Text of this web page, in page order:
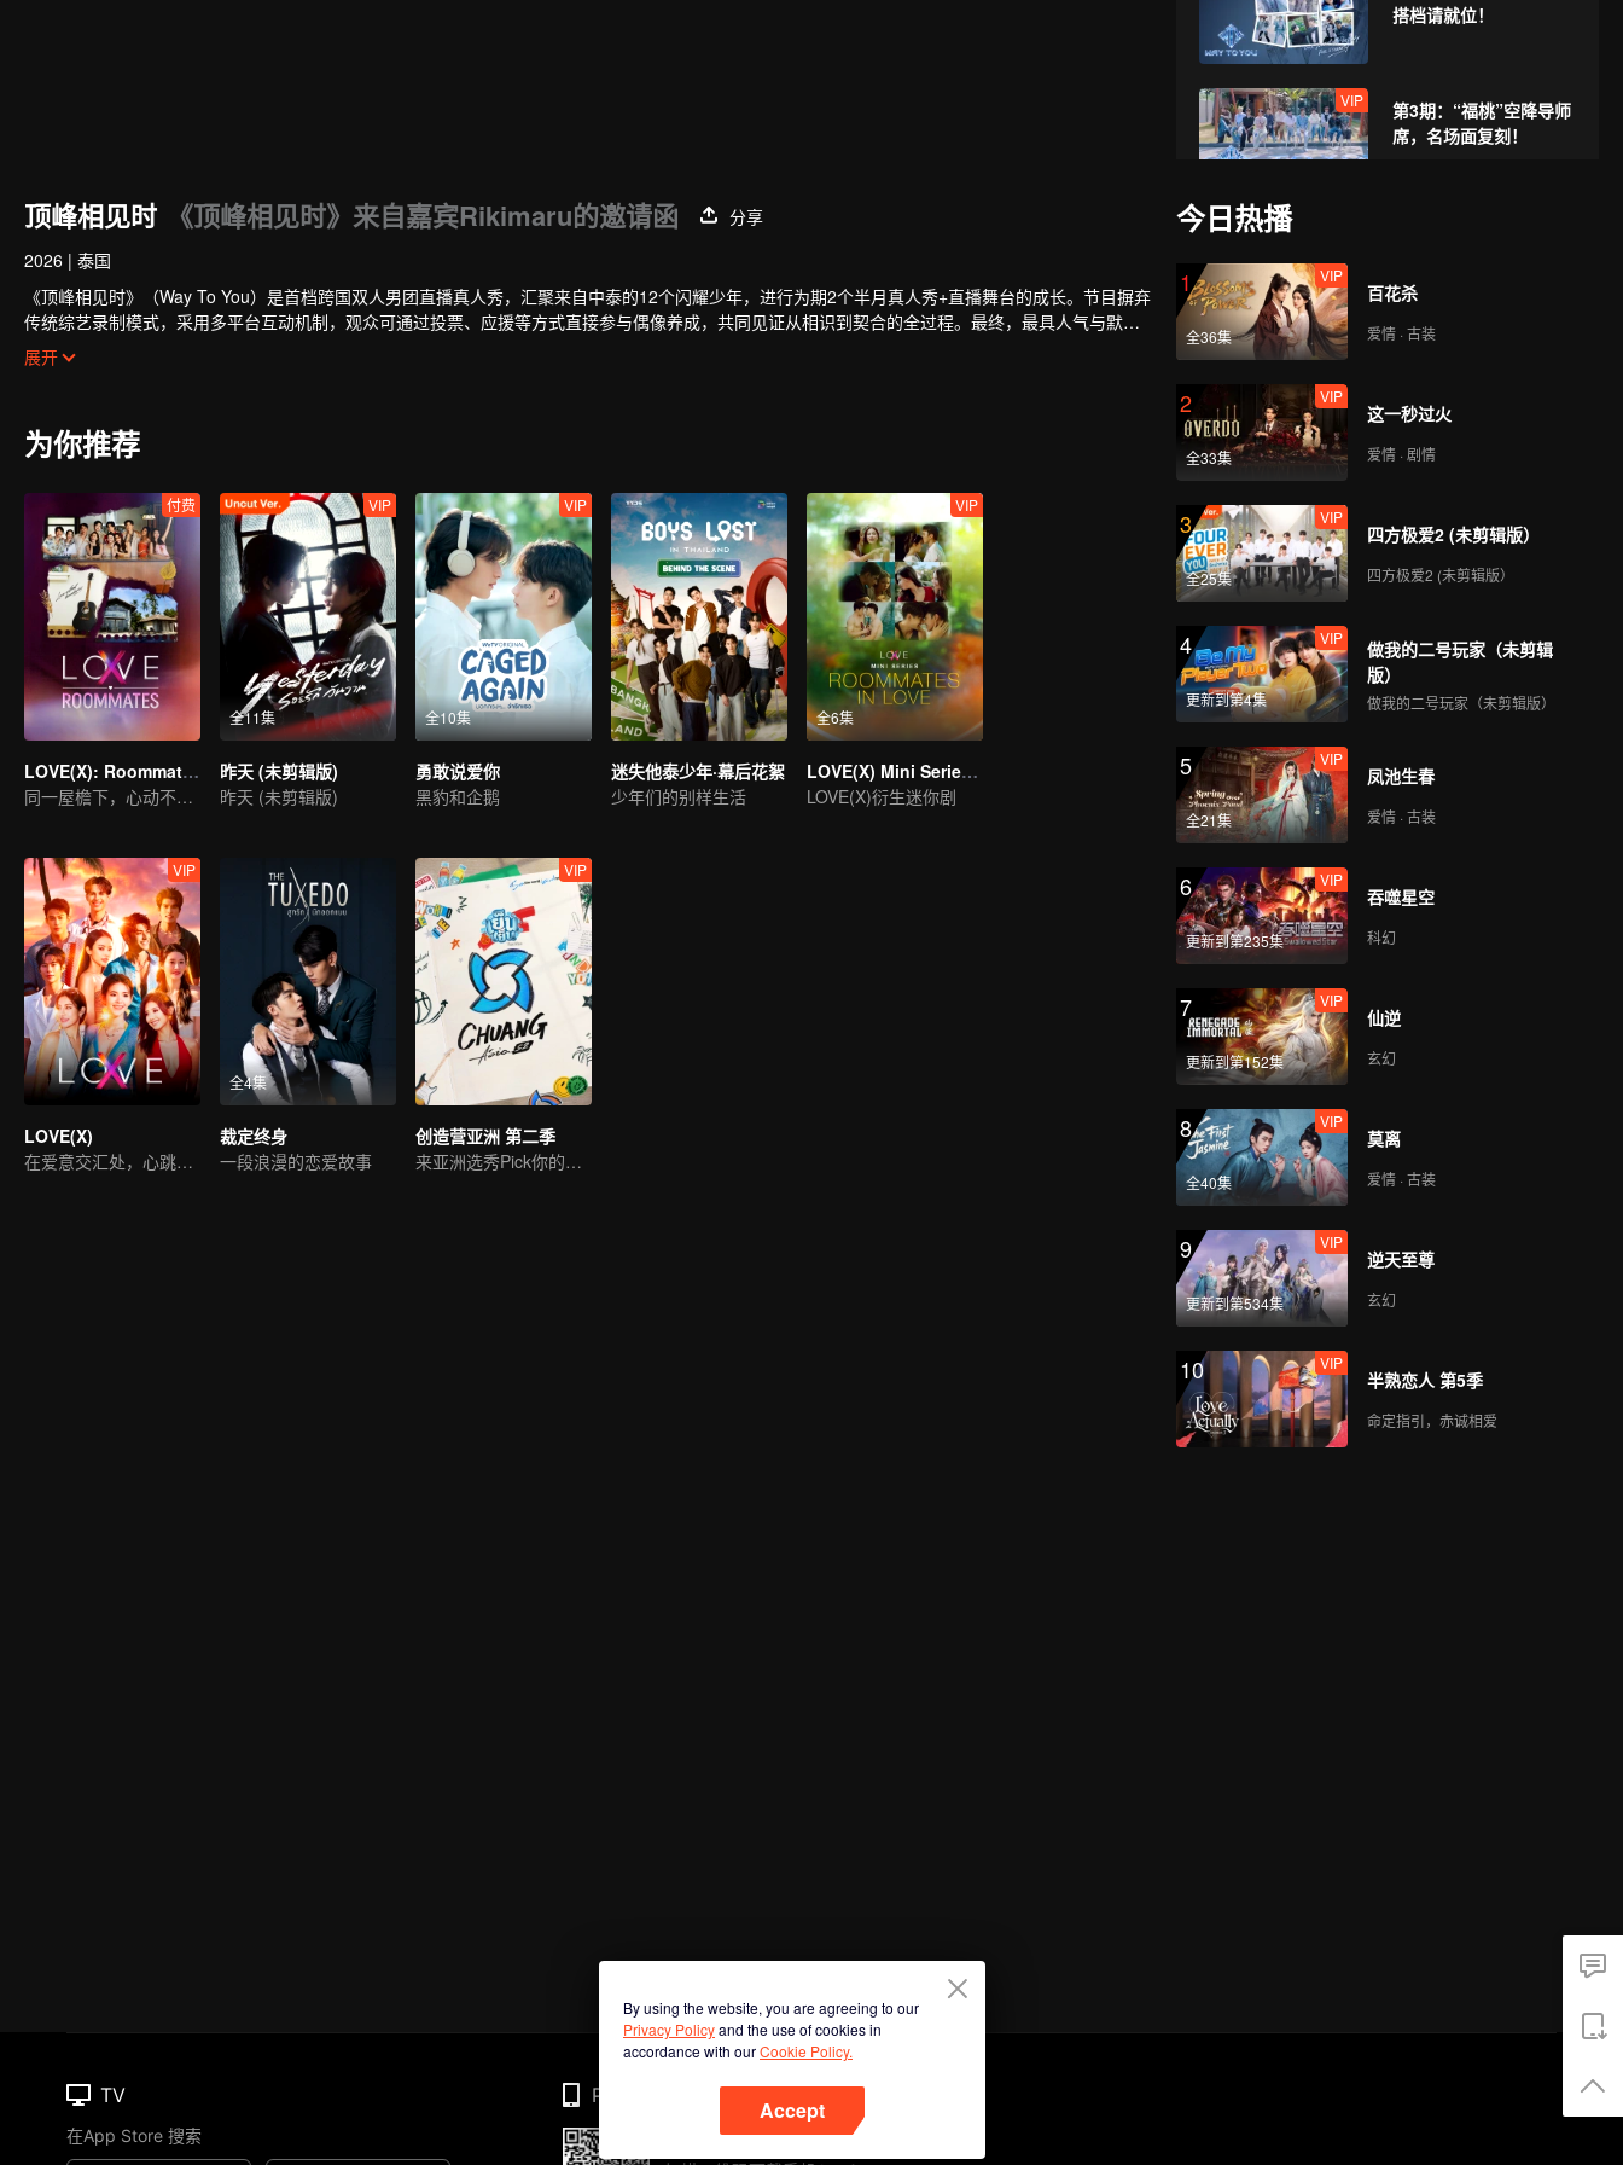
搭档请就位！
VIP
第3期：“福桃”空降导师
席，名场面复刻！
VIP
VIP
VIP
VIP EP7加更-01
VIP
VIP
VIP
VIP
VIP
VIP
顶峰相见时 《顶峰相见时》来自嘉宾Rikimaru的邀请函
分享
2026 | 泰国
《顶峰相见时》（Way To You）是首档跨国双人男团直播真人秀，汇聚来自中泰的12个闪耀少年，进行为期2个半月真人秀+直播舞台的成长。节目摒弃
传统综艺录制模式，采用多平台互动机制，观众可通过投票、应援等方式直接参与偶像养成，共同见证从相识到契合的全过程。最终，最具人气与默契
的CP组合将在全球舞台上闪耀出道。
展开
为你推荐
付费
LOVE(X): Roommates
同一屋檐下，心动不设防！LOVE(X)合拍室友特辑
全11集
VIP
昨天 (未剪辑版)
昨天 (未剪辑版)
全10集
VIP
勇敢说爱你
黑豹和企鹅
迷失他泰少年·幕后花絮
少年们的别样生活
全6集
VIP
LOVE(X) Mini Series: Roommates In Love
LOVE(X)衍生迷你剧
VIP
LOVE(X)
在爱意交汇处，心跳奏响缤纷旋律
全4集
裁定终身
一段浪漫的恋爱故事
VIP
创造营亚洲 第二季
来亚洲选秀Pick你的偶像
今日热播
1
全36集
VIP
百花杀
爱情 · 古装
2
全33集
VIP
这一秒过火
爱情 · 剧情
3
全25集
VIP
四方极爱2 (未剪辑版）
四方极爱2 (未剪辑版）
4
更新到第4集
VIP
做我的二号玩家（未剪辑
版）
做我的二号玩家（未剪辑版）
5
全21集
VIP
凤池生春
爱情 · 古装
6
更新到第235集
VIP
吞噬星空
科幻
7
更新到第152集
VIP
仙逆
玄幻
8
全40集
VIP
莫离
爱情 · 古装
9
更新到第534集
VIP
逆天至尊
玄幻
10 VIP
半熟恋人 第5季
命定指引，赤诚相爱
By using the website, you are agreeing to our
Privacy Policyand the use of cookies in
accordance with ourCookie Policy.
Accept
TV
在App Store 搜索
Phone